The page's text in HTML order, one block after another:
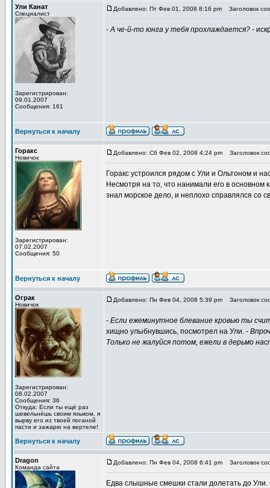
Ули Канат
Специалист
Зарегистрирован:
09.01.2007
Сообщения: 161
Добавлено: Пт Фев 01, 2008 8:16 pm Заголовок
- А че-й-то юнга у тебя прохлаждается? -
Вернуться к началу
Горакс
Новичок
Зарегистрирован:
07.02.2007
Сообщения: 50
Добавлено: Сб Фев 02, 2008 4:24 pm Заголовок
Горакс устроился рядом с Ули и Ольтоном и
Несмотря на то, что нанимали его в основном
знал морское дело, и неплохо справлялся со
Вернуться к началу
Ограк
Новичок
Зарегистрирован:
08.02.2007
Сообщения: 36
Откуда: Если ты ещё раз
шевельнёшь своим языком, я
вырву его из твоей поганой
пасти и зажарю на вертеле!
Добавлено: Пн Фев 04, 2008 5:39 pm Заголовок
- Если ежеминутное блевание кровью ты
хищно улыбнувшись, посмотрел на Ули. -
Только не жалуйся потом, ежели в дерьмо
Вернуться к началу
Dragon
Команда сайта
Добавлено: Пн Фев 04, 2008 6:41 pm Заголовок
Едва слышные смешки стали долетать до